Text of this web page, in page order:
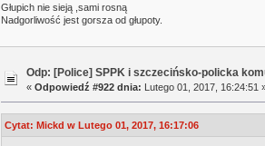
Głupich nie sieją ,sami rosną
Nadgorliwość jest gorsza od głupoty.
Odp: [Police] SPPK i szczecińsko-policka
«Odpowiedź #922 dnia: Lutego 01, 2017, 16:24:51
Cytat: Mickd w Lutego 01, 2017, 16:17:06